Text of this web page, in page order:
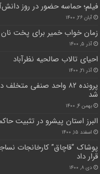
فیلم؛ حماسه حضور در روز
آبان ۲۶, ۱۴۰۰
زمان خواب خمیر برای پخت نان خانگی
آذر ۵, ۱۴۰۰
احیای تالاب صالحیه نظرآباد
آذر ۲۱, ۱۴۰۰
پرونده ۸۲ واحد صنفی
شد
بهمن ۴, ۱۴۰۰
البرز استان پیشرو در تثبیت
اسفند ۱۵, ۱۴۰۰
پوشاک “قاچاق” کارخانجات
قرار داد
دی ۸, ۱۴۰۰